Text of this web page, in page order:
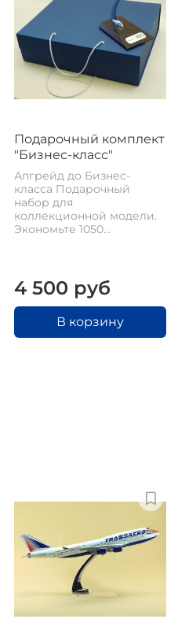
Подарочный комплект
"Бизнес-класс"
Апгрейд до Бизнес-
класса Подарочный
набор для
коллекционной модели.
Экономьте 1050...
4 500 руб
В корзину